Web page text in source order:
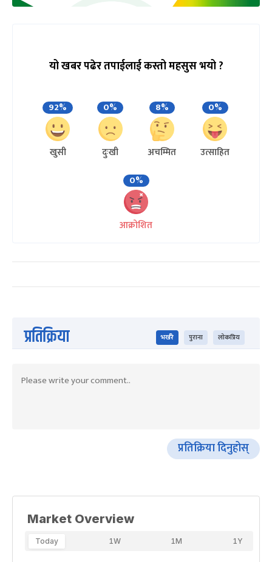
यो खबर पढेर तपाईलाई कस्तो महसुस भयो ?
92%
खुसी
0%
दुःखी
8%
अचम्मित
0%
उत्साहित
0%
आक्रोशित
प्रतिक्रिया भर्खरै पुराना लोकप्रिय
प्रतिक्रिया दिनुहोस्